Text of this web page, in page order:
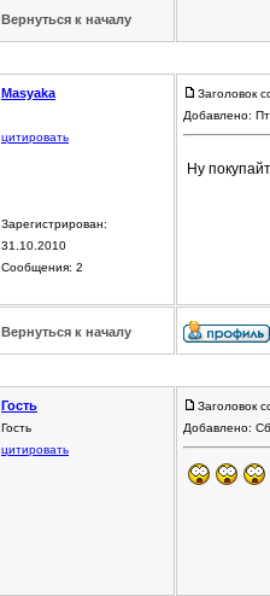
Вернуться к началу
Masyaka
цитировать
Зарегистрирован:
31.10.2010
Сообщения: 2
Заголовок
Добавлено:
Ну
Вернуться к началу
Гость
Гость
цитировать
Заголовок
Добавлено: